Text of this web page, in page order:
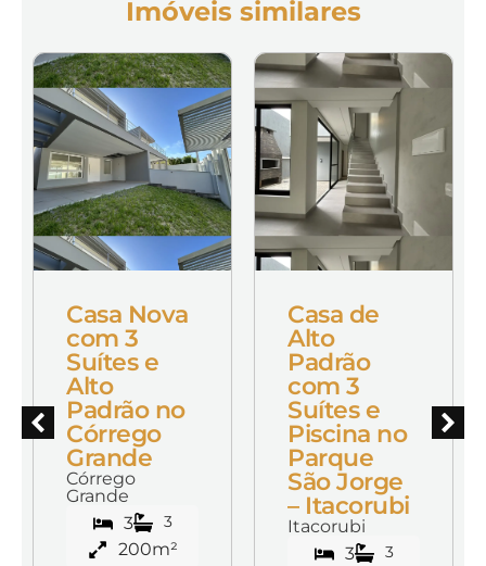
Imóveis similares
Casa Nova
com 3
Suítes e
Alto
Padrão no
Córrego
Grande
Córrego
Grande
3
3
200m²
Casa de
Alto
Padrão
com 3
Suítes e
Piscina no
Parque
São Jorge
– Itacorubi
Itacorubi
3
3